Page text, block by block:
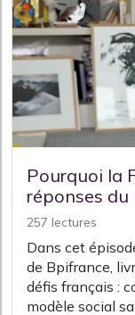
Pourquoi la
réponses
257 lectures
Dans cet
de Bpifrance,
défis français :
modèle social